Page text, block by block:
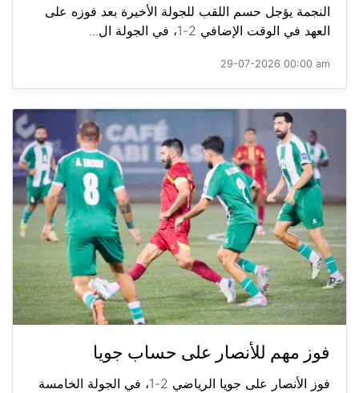
النجمة يؤجل حسم اللقب للجولة الأخيرة بعد فوزه على
العهد في الوقت الإضافي 2-1، في الجولة ال...
29-07-2026 00:00 am
فوز مهم للأنصار على حساب جويا
فوز الأنصار على جويا الرياضي 2-1، في الجولة الخامسة